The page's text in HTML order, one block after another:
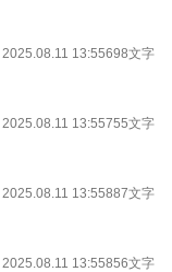
2025.08.11 13:55698文字
2025.08.11 13:55755文字
2025.08.11 13:55887文字
2025.08.11 13:55856文字